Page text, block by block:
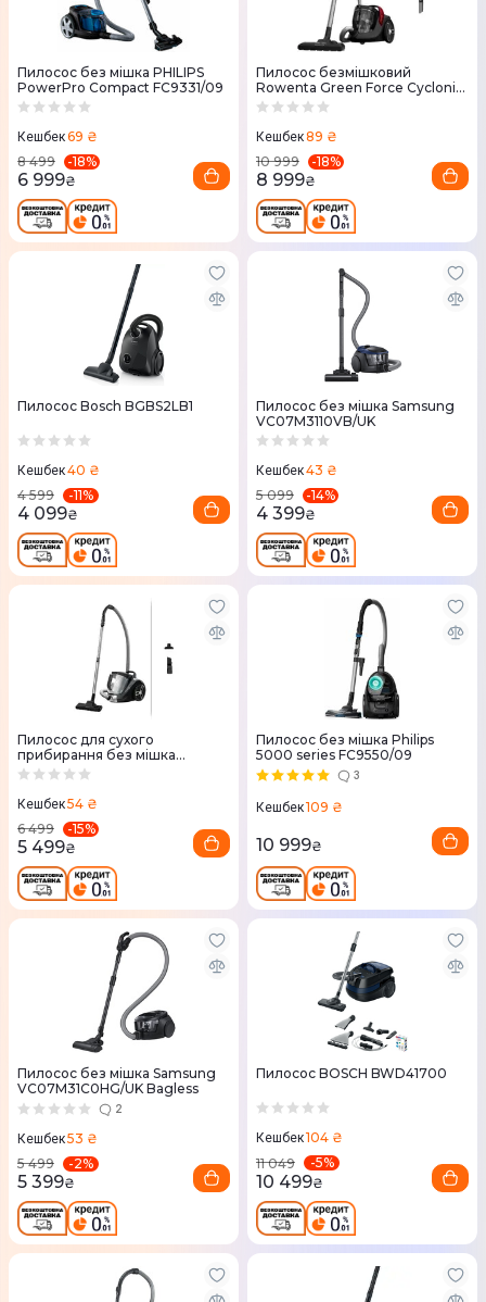
Пилосос без мішка PHILIPS
PowerPro Compact FC9331/09
Кешбек69 ₴
8 499
-18%
6 999₴
Пилосос безмішковий
Rowenta Green Force Cyclonic
Max RO7B13EA
Кешбек89 ₴
10 999
-18%
8 999₴
Пилосос Bosch BGBS2LB1
Кешбек40 ₴
4 599
-11%
4 099₴
Пилосос без мішка Samsung
VC07M3110VB/UK
Кешбек43 ₴
5 099
-14%
4 399₴
Пилосос для сухого
прибирання без мішка
Rowenta RO4B25EA
Кешбек54 ₴
6 499
-15%
5 499₴
Пилосос без мішка Philips
5000 series FC9550/09
3
Кешбек109 ₴
10 999₴
Пилосос без мішка Samsung
VC07M31C0HG/UK Bagless
2
Кешбек53 ₴
5 499
-2%
5 399₴
Пилосос BOSCH BWD41700
Кешбек104 ₴
11 049
-5%
10 499₴